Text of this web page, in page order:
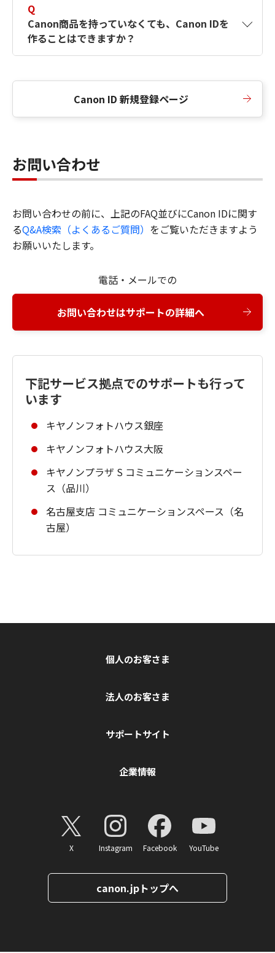
Q
Canon商品を持っていなくても、Canon IDを
作ることはできますか？
Canon ID 新規登録ページ
お問い合わせ
お問い合わせの前に、上記のFAQ並びにCanon IDに関す
るQ&A検索（よくあるご質問） をご覧いただきますよう
お願いいたします。
電話・メールでの
お問い合わせはサポートの詳細へ
下記サービス拠点でのサポートも行って
います
キヤノンフォトハウス銀座
キヤノンフォトハウス大阪
キヤノンプラザ S コミュニケーションスペー
ス（品川）
名古屋支店 コミュニケーションスペース（名
古屋）
個人のお客さま
法人のお客さま
サポートサイト
企業情報
X Instagram Facebook YouTube
canon.jpトップへ